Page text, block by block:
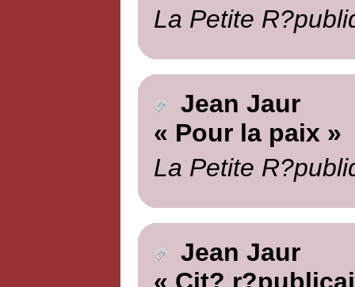
La Petite
Jean Jaur
« Pour la paix »
La Petite
Jean Jaur